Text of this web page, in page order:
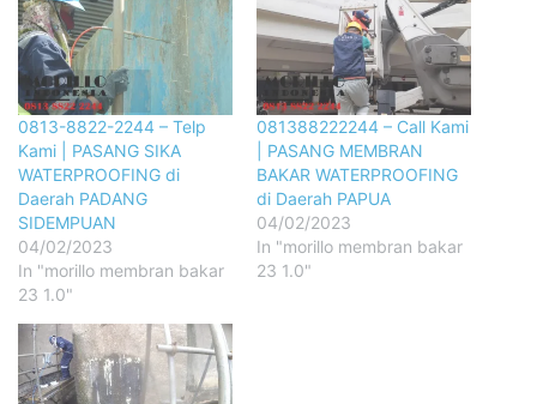
0813-8822-2244 – Telp
Kami | PASANG SIKA
WATERPROOFING di
Daerah PADANG
SIDEMPUAN
04/02/2023
In "morillo membran bakar
23 1.0"
081388222244 – Call Kami
| PASANG MEMBRAN
BAKAR WATERPROOFING
di Daerah PAPUA
04/02/2023
In "morillo membran bakar
23 1.0"